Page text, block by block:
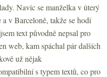
Navíc se manželka v úterý
v Barceloně, takže se hodí
text původně nepsal pro
web, kam spáchal pár dalších
už nějak
s typem textů, co pro